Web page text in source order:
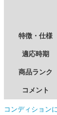
特徴・仕様
適応時期
商品ランク
コメント
コンディション